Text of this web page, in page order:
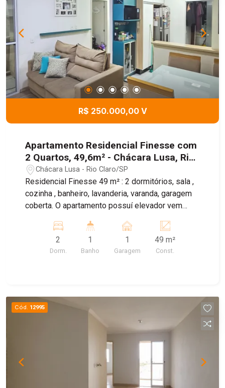
R$ 250.000,00 V
Apartamento Residencial Finesse com
2 Quartos, 49,6m² - Chácara Lusa, Rio
Claro/SP
Chácara Lusa - Rio Claro/SP
Residencial Finesse 49 m² : 2 dormitórios, sala ,
cozinha , banheiro, lavanderia, varanda, garagem
coberta. O apartamento possuí elevador vem
e ar condicionado. Condomínio conta com :
Quiosques para Churrasco Piscina adulto e
Infantil Quadra Poliesportiva Salão de Festas
2
Dorm.
1
Banho
1
Garagem
49 m²
Const.
Cód. 12995